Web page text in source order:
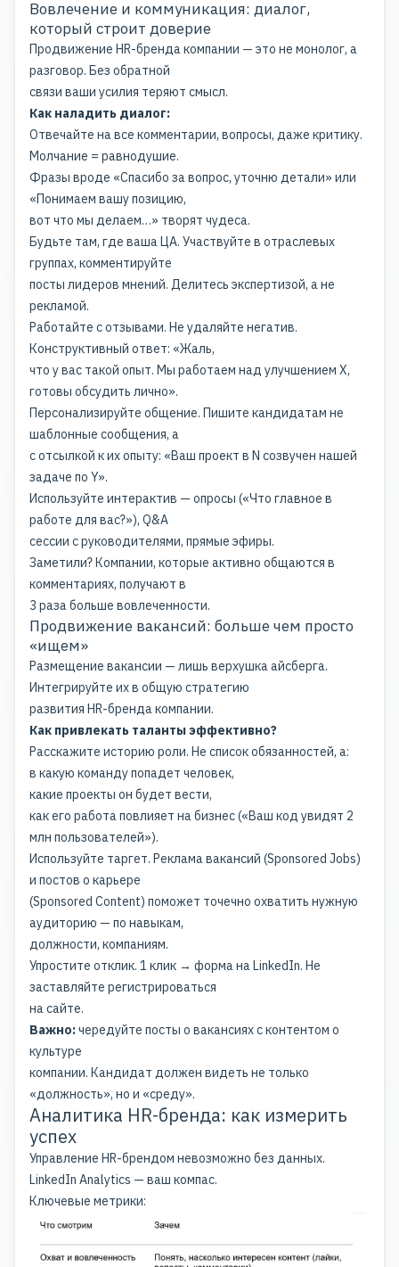
Вовлечение и коммуникация: диалог,
который строит доверие
Продвижение HR-бренда компании — это не монолог, а
разговор. Без обратной
связи ваши усилия теряют смысл.
Как наладить диалог:
Отвечайте на все комментарии, вопросы, даже критику.
Молчание = равнодушие.
Фразы вроде «Спасибо за вопрос, уточню детали» или
«Понимаем вашу позицию,
вот что мы делаем…» творят чудеса.
Будьте там, где ваша ЦА. Участвуйте в отраслевых
группах, комментируйте
посты лидеров мнений. Делитесь экспертизой, а не
рекламой.
Работайте с отзывами. Не удаляйте негатив.
Конструктивный ответ: «Жаль,
что у вас такой опыт. Мы работаем над улучшением Х,
готовы обсудить лично».
Персонализируйте общение. Пишите кандидатам не
шаблонные сообщения, а
с отсылкой к их опыту: «Ваш проект в N созвучен нашей
задаче по Y».
Используйте интерактив — опросы («Что главное в
работе для вас?»), Q&A
сессии с руководителями, прямые эфиры.
Заметили? Компании, которые активно общаются в
комментариях, получают в
3 раза больше вовлеченности.
Продвижение вакансий: больше чем просто
«ищем»
Размещение вакансии — лишь верхушка айсберга.
Интегрируйте их в общую стратегию
развития HR-бренда компании.
Как привлекать таланты эффективно?
Расскажите историю роли. Не список обязанностей, а:
в какую команду попадет человек,
какие проекты он будет вести,
как его работа повлияет на бизнес («Ваш код увидят 2
млн пользователей»).
Используйте таргет. Реклама вакансий (Sponsored Jobs)
и постов о карьере
(Sponsored Content) поможет точечно охватить нужную
аудиторию — по навыкам,
должности, компаниям.
Упростите отклик. 1 клик → форма на LinkedIn. Не
заставляйте регистрироваться
на сайте.
Важно:чередуйте посты о вакансиях с контентом о
культуре
компании. Кандидат должен видеть не только
«должность», но и «среду».
Аналитика HR-бренда: как измерить
успех
Управление HR-брендом невозможно без данных.
LinkedIn Analytics — ваш компас.
Ключевые метрики: